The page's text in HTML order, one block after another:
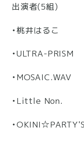
出演者(5組)
・桃井はるこ
・ULTRA-PRISM
・MOSAIC.WAV
・Little Non.
・